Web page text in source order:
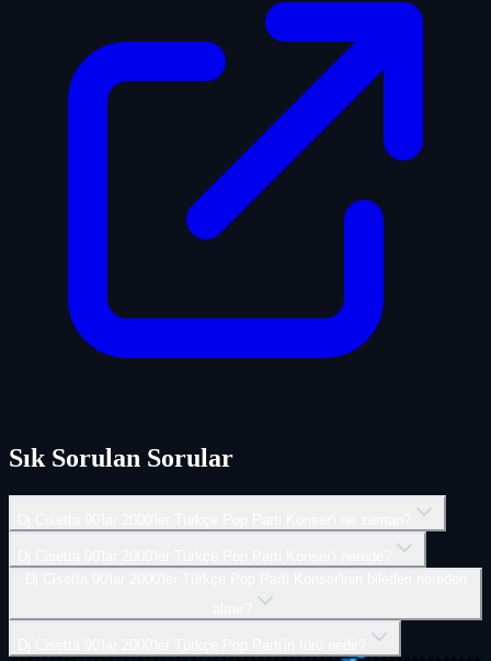
Sık Sorulan Sorular